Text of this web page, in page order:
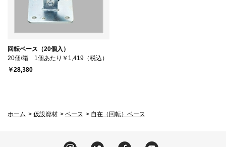
回転ベース（20個入）
20個/箱 1個あたり￥1,419（税込）
￥28,380
ホーム > 仮設資材 > ベース > 自在（回転）ベース